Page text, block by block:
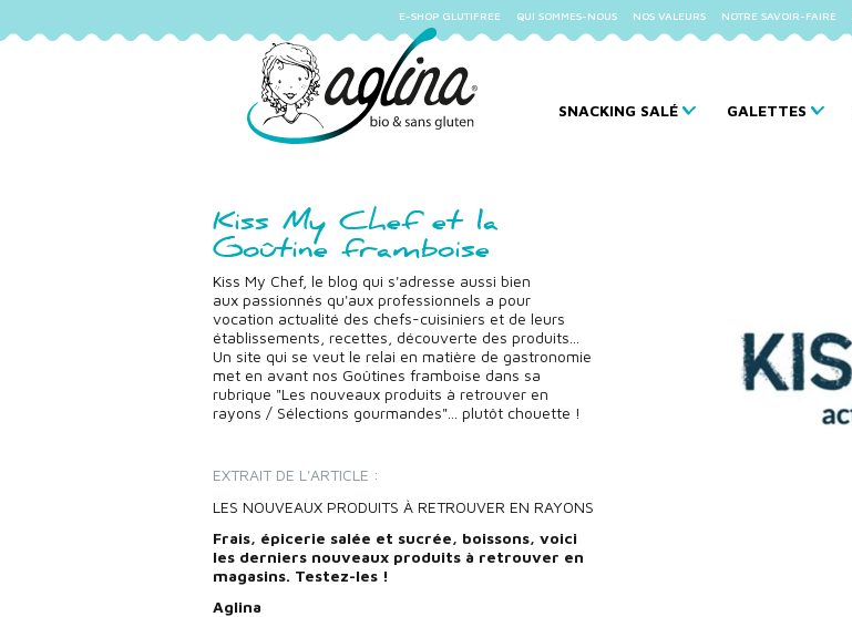
E-SHOP GLUTIFREE QUI SOMMES-NOUS NOS VALEURS NOTRE SAVOIR-FAIRE
SNACKING SALÉ GALETTES
Kiss My Chef et la
Goûtine framboise
Kiss My Chef, le blog qui s'adresse aussi bien
aux passionnés qu'aux professionnels a pour
vocation actualité des chefs-cuisiniers et de leurs
établissements, recettes, découverte des produits...
Un site qui se veut le relai en matière de gastronomie
met en avant nos Goûtines framboise dans sa
rubrique "Les nouveaux produits à retrouver en
rayons / Sélections gourmandes"... plutôt chouette !
EXTRAIT DE L'ARTICLE :
LES NOUVEAUX PRODUITS À RETROUVER EN RAYONS
Frais, épicerie salée et sucrée, boissons, voici
les derniers nouveaux produits à retrouver en
magasins. Testez-les !
Aglina